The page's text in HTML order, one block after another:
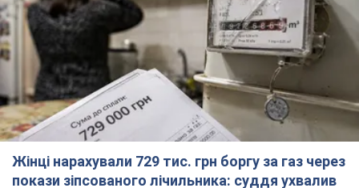
Жінці нарахували 729 тис. грн боргу за газ через
покази зіпсованого лічильника: суддя ухвалив